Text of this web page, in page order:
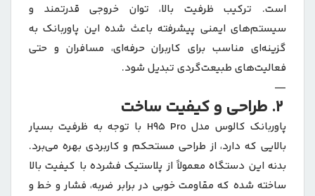
است. ترکیب ظرفیت بالا، توان خروجی قدرتمند و
سیستم‌های ایمنی پیشرفته باعث شده این پاوربانک به
گزینه‌ای مناسب برای کاربران حرفه‌ای، مسافران و حتی
فعالیت‌های طبیعت‌گردی تبدیل شود.
—
پاوربانک کالوس مدل H95 Pro با توجه به ظرفیت بسیار
بالایی که دارد، از طراحی مستحکم و کاربردی بهره می‌برد.
بدنه این دستگاه معمولاً از پلاستیک فشرده با کیفیت بالا
ساخته شده که مقاومت خوبی در برابر ضربه، فشار و خط و